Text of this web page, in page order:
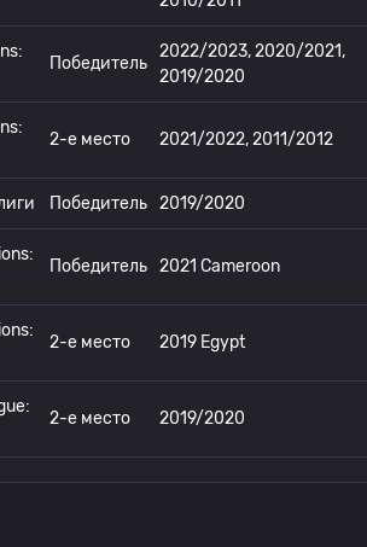
Победитель
2022/2023, 2020/2021,
2019/2020
2-е место 2021/2022, 2011/2012
Победитель 2019/2020
Победитель 2021 Cameroon
2-е место 2019 Egypt
2-е место 2019/2020